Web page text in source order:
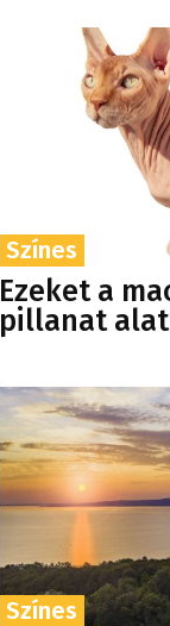
Színes
Ezeket a
pillanat
Színes